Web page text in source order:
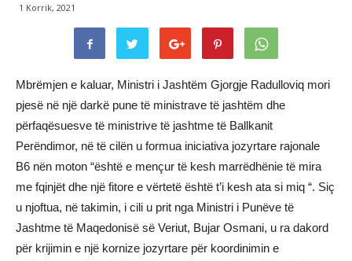
1 Korrik, 2021
Mbrëmjen e kaluar, Ministri i Jashtëm Gjorgje Radulloviq mori
pjesë në një darkë pune të ministrave të jashtëm dhe
përfaqësuesve të ministrive të jashtme të Ballkanit
Perëndimor, në të cilën u formua iniciativa jozyrtare rajonale
B6 nën moton “është e mençur të kesh marrëdhënie të mira
me fqinjët dhe një fitore e vërtetë është t’i kesh ata si miq “. Siç
u njoftua, në takimin, i cili u prit nga Ministri i Punëve të
Jashtme të Maqedonisë së Veriut, Bujar Osmani, u ra dakord
për krijimin e një kornize jozyrtare për koordinimin e